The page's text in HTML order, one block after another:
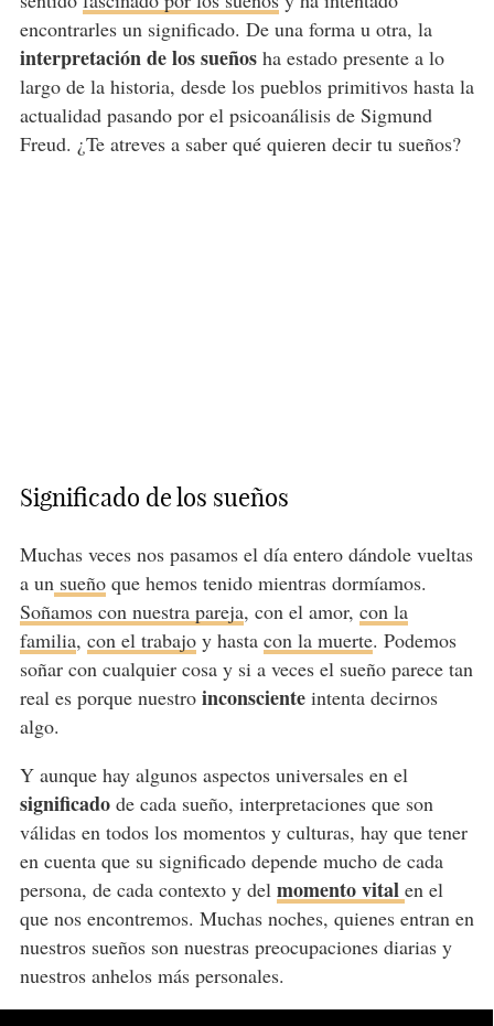
encontrarles un significado. De una forma u otra, la
interpretación de los sueñosha estado presente a lo
largo de la historia, desde los pueblos primitivos hasta la
actualidad pasando por el psicoanálisis de Sigmund
Freud. ¿Te atreves a saber qué quieren decir tu sueños?
Significado de los sueños
Muchas veces nos pasamos el día entero dándole vueltas
a unsueñoque hemos tenido mientras dormíamos.
Soñamos con nuestra pareja, con el amor, con la
familia, con el trabajoy hasta con la muerte. Podemos
soñar con cualquier cosa y si a veces el sueño parece tan
real es porque nuestro inconscienteintenta decirnos
algo.
Y aunque hay algunos aspectos universales en el
significadode cada sueño, interpretaciones que son
válidas en todos los momentos y culturas, hay que tener
en cuenta que su significado depende mucho de cada
persona, de cada contexto y del momento vital en el
que nos encontremos. Muchas noches, quienes entran en
nuestros sueños son nuestras preocupaciones diarias y
nuestros anhelos más personales.